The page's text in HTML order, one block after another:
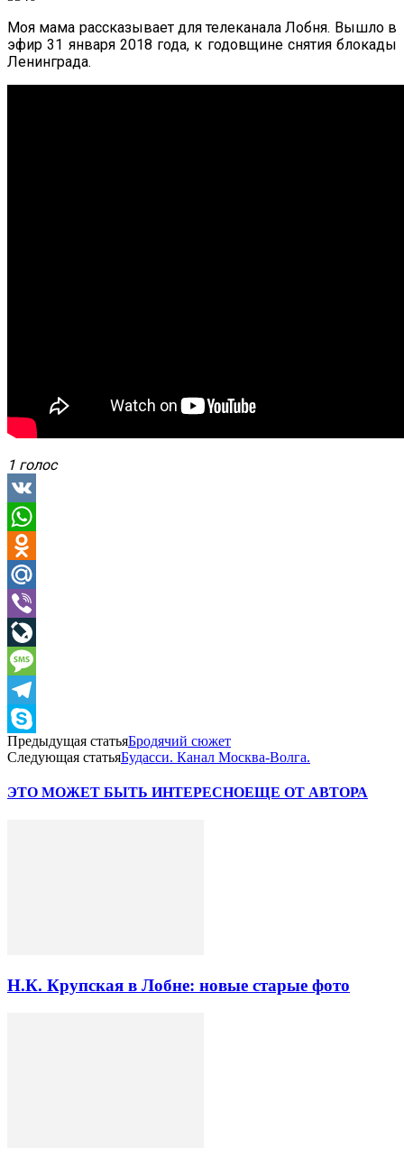
Моя мама рассказывает для телеканала Лобня. Вышло в
эфир 31 января 2018 года, к годовщине снятия блокады
Ленинграда.
1 голос
VK
WhatsApp
Odnoklassniki
Mail.Ru
Viber
LiveJournal
Message
Telegram
Skype
Предыдущая статьяБродячий сюжет
Следующая статьяБудасси. Канал Москва-Волга.
ЭТО МОЖЕТ БЫТЬ ИНТЕРЕСНОЕЩЕ ОТ АВТОРА
Н.К. Крупская в Лобне: новые старые фото